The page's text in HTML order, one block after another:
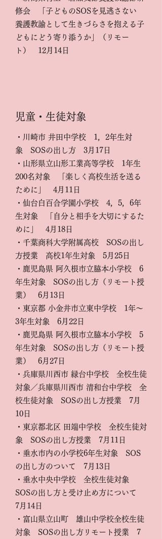
修会 「子どものSOSを見逃さない
養護教諭として生きづらさを抱える子
どもにどう寄り添うか」（リモー
ト） 12月14日
児童・生徒対象
・川崎市 井田中学校 1，2年生対
象 SOSの出し方 3月17日
・山形県立山形工業高等学校 1年生
200名対象 「楽しく高校生活を送る
ために」 4月11日
・仙台白百合学園小学校 4，5，6年
生対象 「自分と相手を大切にするた
めに」 4月18日
・千葉商科大学附属高校 SOSの出し
方授業 高校1年生対象 5月25日
・鹿児島県 阿久根市立脇本小学校 6
年生対象 SOSの出し方（リモート授
業） 6月13日
・東京都 小金井市立東中学校 1年〜
3年生対象 6月22日
・鹿児島県 阿久根市立脇本小学校 5
年生対象 SOSの出し方（リモート授
業） 6月27日
・ 兵庫県川西市 緑台中学校 全校生徒
対象／兵庫県川西市 清和台中学校 全
校生徒対象 SOSの出し方授業 7月
10日
・東京都北区 田端中学校 全校生徒対
象 SOSの出し方授業 7月11日
・垂水市内の小学校6年生対象 SOS
の出し方のついて 7月13日
・垂水中央中学校 全校生徒対象
SOSの出し方と受け止め方について
7月14日
・富山県立山町 雄山中学校全校生徒
対象 SOSの出し方リモート授業 7